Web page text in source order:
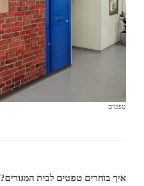
טפטים
איך בוחרים טפטים לבית המגורים?